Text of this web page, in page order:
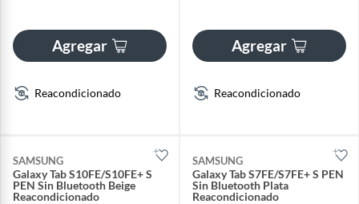
Agregar
Reacondicionado
Agregar
Reacondicionado
SAMSUNG
Galaxy Tab S10FE/S10FE+ S
PEN Sin Bluetooth Beige
Reacondicionado
SAMSUNG
Galaxy Tab S7FE/S7FE+ S PEN
Sin Bluetooth Plata
Reacondicionado